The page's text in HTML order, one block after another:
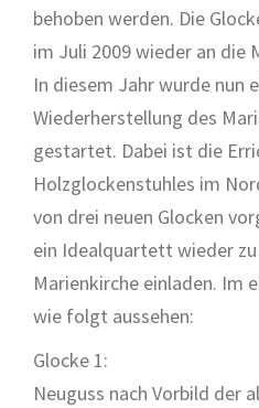
behoben werden. Die
im Juli 2009 wieder an die
In diesem Jahr wurde nun
Wiederherstellung des
gestartet. Dabei ist die
Holzglockenstuhles im
von drei neuen Glocken
ein Idealquartett wieder
Marienkirche einladen. Im
wie folgt aussehen:
Glocke 1:
Neuguss nach Vorbild der